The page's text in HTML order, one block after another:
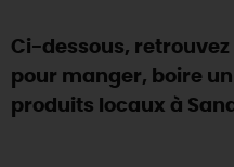
Ci-dessous,
pour manger, boire
produits locaux à